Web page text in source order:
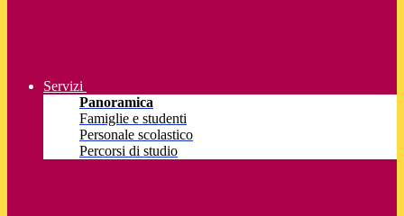
Servizi
Panoramica
Famiglie e studenti
Personale scolastico
Percorsi di studio